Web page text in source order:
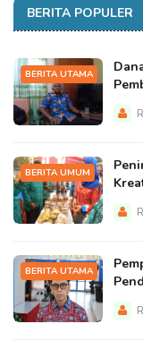
BERITA POPULER
BERITA UTAMA
BERITA UMUM
BERITA UTAMA